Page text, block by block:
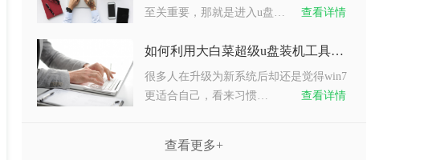
至关重要，那就是进入u盘…
查看详情
如何利用大白菜超级u盘装机工具重装系统win7？
很多人在升级为新系统后却还是觉得win7
更适合自己，看来习惯…
查看详情
查看更多+